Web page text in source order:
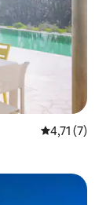
4,71 de
4,71 (7)